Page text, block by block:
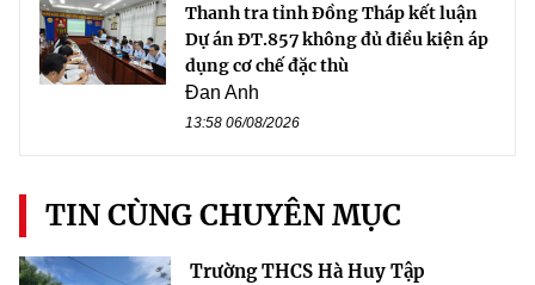
Thanh tra tỉnh Đồng Tháp kết luận
Dự án ĐT.857 không đủ điều kiện áp
dụng cơ chế đặc thù
Đan Anh
13:58 06/08/2026
TIN CÙNG CHUYÊN MỤC
Trường THCS Hà Huy Tập